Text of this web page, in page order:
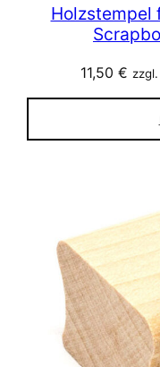
Holzstempel
11,50 €